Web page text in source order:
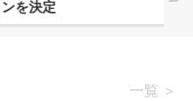
一覧